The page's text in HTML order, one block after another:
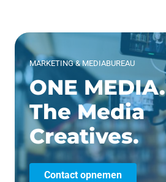
MARKETING & MEDIABUREAU
ONE MEDIA.
The Media
Creatives.
Contact opnemen